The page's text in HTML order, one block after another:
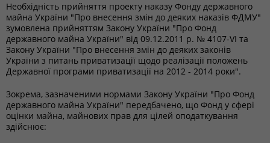
Необхідність прийняття проекту наказу Фонду державного
майна України "Про внесення змін до деяких наказів ФДМУ"
зумовлена прийняттям Закону України "Про Фонд
державного майна України" від 09.12.2011 р. № 4107-VI та
Закону України "Про внесення змін до деяких законів
України з питань приватизації щодо реалізації положень
Державної програми приватизації на 2012 - 2014 роки".
Зокрема, зазначеними нормами Закону України "Про Фонд
державного майна України" передбачено, що Фонд у сфері
оцінки майна, майнових прав для цілей оподаткування
здійснює: